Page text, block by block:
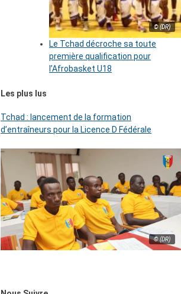
© (DR)
Le Tchad décroche sa toute
première qualification pour
l’Afrobasket U18
Les plus lus
Tchad : lancement de la formation
d’entraîneurs pour la Licence D Fédérale
© (DR)